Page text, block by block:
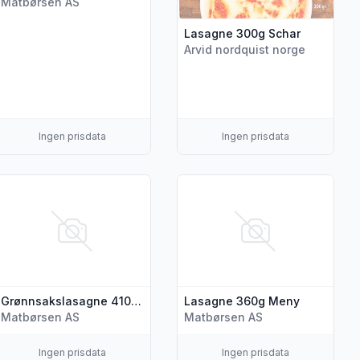
Ingen prisdata
Lasagne 300g Schar
Arvid nordquist norge
Ingen prisdata
Egen lasagne Kald ca 3 kg"
Grønnsakslasagne 410g Meny
Matbørsen AS
Ingen prisdata
Lasagne 360g Meny
Matbørsen AS
Ingen prisdata